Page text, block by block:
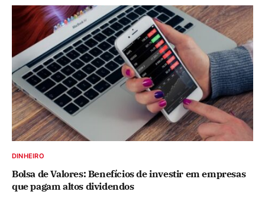
DINHEIRO
Bolsa de Valores: Benefícios de investir em empresas
que pagam altos dividendos